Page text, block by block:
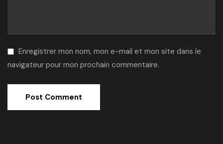
Enregistrer mon nom, mon e-mail et mon site dans le
navigateur pour mon prochain commentaire.